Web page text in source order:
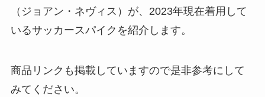
（ジョアン・ネヴィス）が、2023年現在着用して
いるサッカースパイクを紹介します。
商品リンクも掲載していますので是非参考にして
みてください。